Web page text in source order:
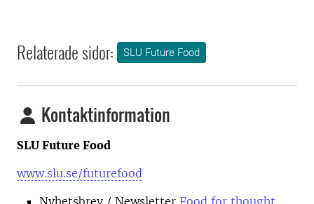
Relaterade sidor: SLU Future Food
Kontaktinformation
SLU Future Food
www.slu.se/futurefood
Nyhetsbrev / Newsletter Food for thought